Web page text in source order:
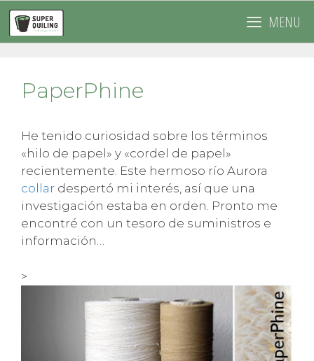
Saltar
contenido
MENU
PaperPhine
He tenido curiosidad sobre los términos
«hilo de papel» y «cordel de papel»
recientemente. Este hermoso río Aurora
collar despertó mi interés, así que una
investigación estaba en orden. Pronto me
encontré con un tesoro de suministros e
información…
>